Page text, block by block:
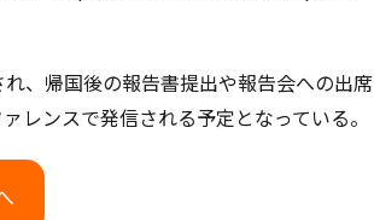
、帰国後の報告書提出や報告会への出席
レンスで発信される予定となっている。